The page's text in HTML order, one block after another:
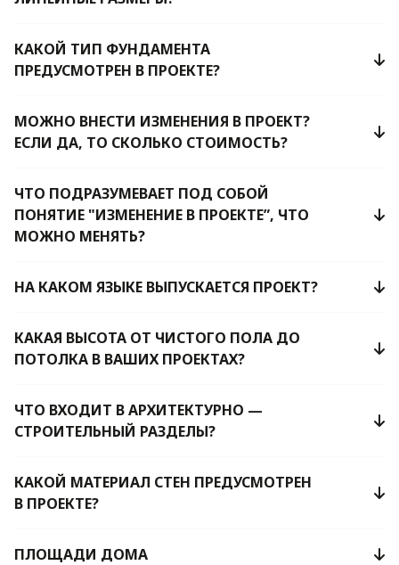
КАКОЙ ТИП ФУНДАМЕНТА
ПРЕДУСМОТРЕН В ПРОЕКТЕ?
МОЖНО ВНЕСТИ ИЗМЕНЕНИЯ В ПРОЕКТ?
ЕСЛИ ДА, ТО СКОЛЬКО СТОИМОСТЬ?
ЧТО ПОДРАЗУМЕВАЕТ ПОД СОБОЙ
ПОНЯТИЕ "ИЗМЕНЕНИЕ В ПРОЕКТЕ”, ЧТО
МОЖНО МЕНЯТЬ?
НА КАКОМ ЯЗЫКЕ ВЫПУСКАЕТСЯ ПРОЕКТ?
КАКАЯ ВЫСОТА ОТ ЧИСТОГО ПОЛА ДО
ПОТОЛКА В ВАШИХ ПРОЕКТАХ?
ЧТО ВХОДИТ В АРХИТЕКТУРНО —
СТРОИТЕЛЬНЫЙ РАЗДЕЛЫ?
КАКОЙ МАТЕРИАЛ СТЕН ПРЕДУСМОТРЕН
В ПРОЕКТЕ?
ПЛОЩАДИ ДОМА